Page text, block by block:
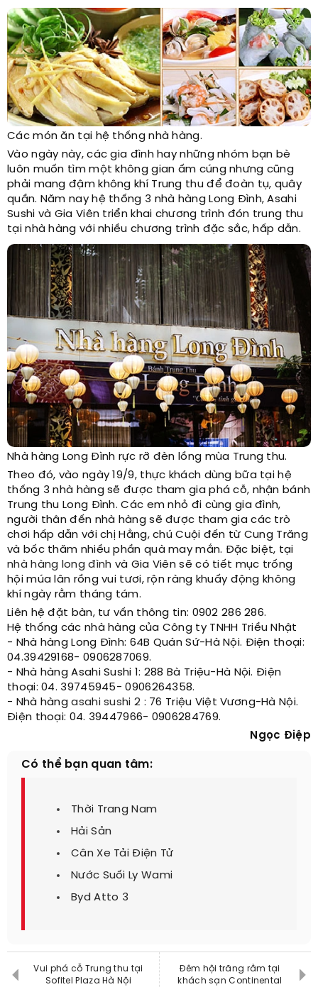
Các món ăn tại hệ thống nhà hàng.
Vào ngày này, các gia đình hay những nhóm bạn bè
luôn muốn tìm một không gian ấm cúng nhưng cũng
phải mang đậm không khí Trung thu để đoàn tụ, quây
quần. Năm nay hệ thống 3 nhà hàng Long Đình, Asahi
Sushi và Gia Viên triển khai chương trình đón trung thu
tại nhà hàng với nhiều chương trình đặc sắc, hấp dẫn.
Nhà hàng Long Đình rực rỡ đèn lồng mùa Trung thu.
Theo đó, vào ngày 19/9, thực khách dùng bữa tại hệ
thống 3 nhà hàng sẽ được tham gia phá cỗ, nhận bánh
Trung thu Long Đình. Các em nhỏ đi cùng gia đình,
người thân đến nhà hàng sẽ được tham gia các trò
chơi hấp dẫn với chị Hằng, chú Cuội đến từ Cung Trăng
và bốc thăm nhiều phần quà may mắn. Đặc biệt, tại
nhà hàng long đình và Gia Viên sẽ có tiết mục trống
hội múa lân rồng vui tươi, rộn ràng khuấy động không
khí ngày rằm tháng tám.
Liên hệ đặt bàn, tư vấn thông tin: 0902 286 286.
Hệ thống các nhà hàng của Công ty TNHH Triều Nhật
- Nhà hàng Long Đình: 64B Quán Sứ-Hà Nội. Điện thoại:
04.39429168- 0906287069.
- Nhà hàng Asahi Sushi 1: 288 Bà Triệu-Hà Nội. Điện
thoại: 04. 39745945- 0906264358.
- Nhà hàngasahi sushi 2 : 76 Triệu Việt Vương-Hà Nội.
Điện thoại: 04. 39447966- 0906284769.
Ngọc Điệp
Có thể bạn quan tâm:
Thời Trang Nam
Hải Sản
Cân Xe Tải Điện Tử
Nước Suối Ly Wami
Byd Atto 3
Vui phá cỗ Trung thu tại
Sofitel Plaza Hà Nội
Đêm hội trăng rằm tại
khách sạn Continental